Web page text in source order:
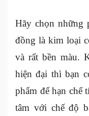
Hãy chọn những
đồng là kim loại
và rất bền màu.
hiện đại thì bạn
phẩm để hạn chế
tâm với chế độ